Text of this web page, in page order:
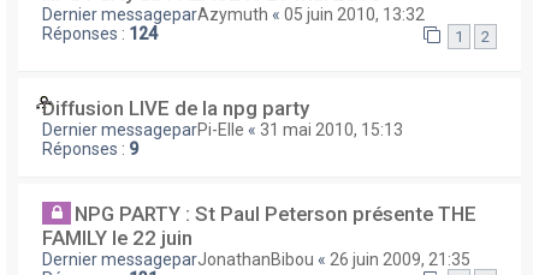
Dernier messageparAzymuth « 05 juin 2010, 13:32
Réponses : 124 1 2
Diffusion LIVE de la npg party
Dernier messageparPi-Elle « 31 mai 2010, 15:13
Réponses : 9
NPG PARTY : St Paul Peterson présente THE
FAMILY le 22 juin
Dernier messageparJonathanBibou « 26 juin 2009, 21:35